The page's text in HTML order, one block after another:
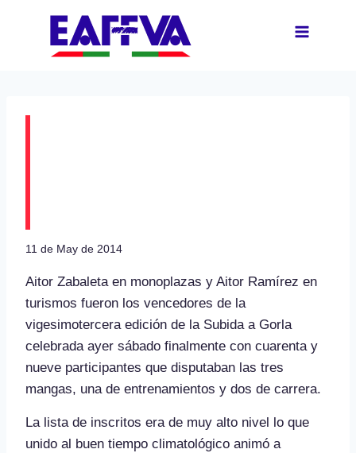
11 de May de 2014
Aitor Zabaleta en monoplazas y Aitor Ramírez en
turismos fueron los vencedores de la
vigesimotercera edición de la Subida a Gorla
celebrada ayer sábado finalmente con cuarenta y
nueve participantes que disputaban las tres
mangas, una de entrenamientos y dos de carrera.
La lista de inscritos era de muy alto nivel lo que
unido al buen tiempo climatológico animó a